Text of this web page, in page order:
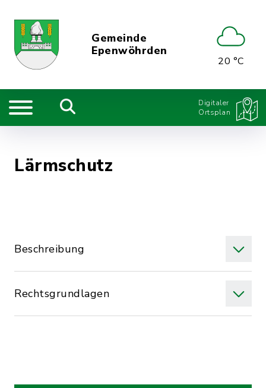
Gemeinde
Epenwöhrden
20 °C
Digitaler
Ortsplan
Lärmschutz
Beschreibung
Rechtsgrundlagen